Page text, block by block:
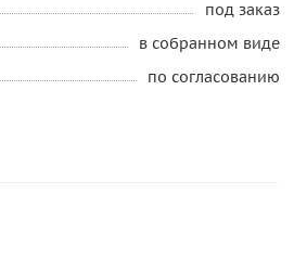
под заказ
в собранном виде
по согласованию